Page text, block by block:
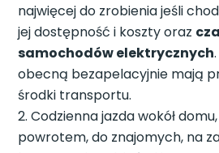
najwięcej do zrobienia jeśli
jej dostępność i koszty oraz
samochodów elektrycznych
obecną bezapelacyjnie mają
środki transportu.
Codzienna jazda wokół
powrotem, do znajomych, na